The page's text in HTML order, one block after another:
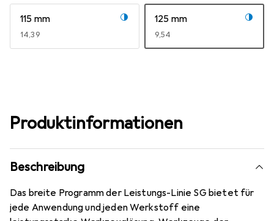
115 mm
EUR
14,39
125 mm
EUR
9,54
Produktinformationen
Beschreibung
Das breite Programm der Leistungs-Linie SG bietet für
jede Anwendung und jeden Werkstoff eine